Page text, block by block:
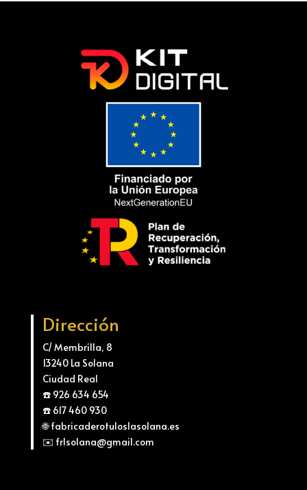
Dirección
C/ Membrilla, 8
13240 La Solana
Ciudad Real
☎️ 926 634 654
☎️ 617 460 930
🌐 fabricaderotuloslasolana.es
✉️ frlsolana@gmail.com